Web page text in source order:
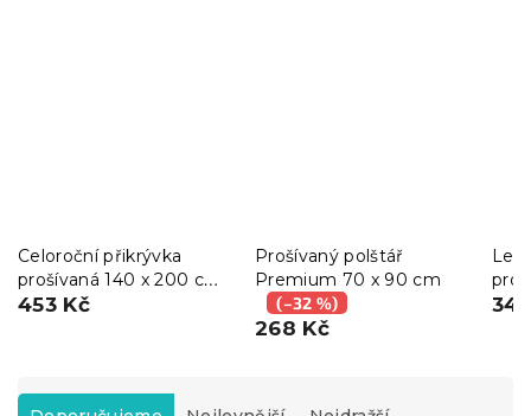
Celoroční přikrývka
prošívaná 140 x 200 cm
s polštářem BASIC 70 x
453 Kč
Prošívaný polštář
Premium 70 x 90 cm
(–32 %)
268 Kč
Ř